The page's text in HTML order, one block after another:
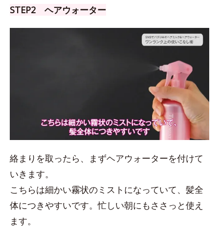
STEP2 ヘアウォーター
絡まりを取ったら、まずヘアウォーターを付けて
いきます。
こちらは細かい霧状のミストになっていて、髪全
体につきやすいです。忙しい朝にもささっと使え
ます。